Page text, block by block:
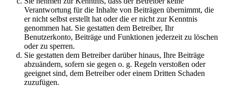
Verantwortung für die Inhalte von Beiträgen übernimmt, die
er nicht selbst erstellt hat oder die er nicht zur Kenntnis
genommen hat. Sie gestatten dem Betreiber, Ihr
Benutzerkonto, Beiträge und Funktionen jederzeit zu löschen
oder zu sperren.
Sie gestatten dem Betreiber darüber hinaus, Ihre Beiträge
abzuändern, sofern sie gegen o. g. Regeln verstoßen oder
geeignet sind, dem Betreiber oder einem Dritten Schaden
zuzufügen.